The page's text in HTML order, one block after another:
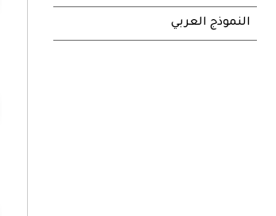
النموذج العربي